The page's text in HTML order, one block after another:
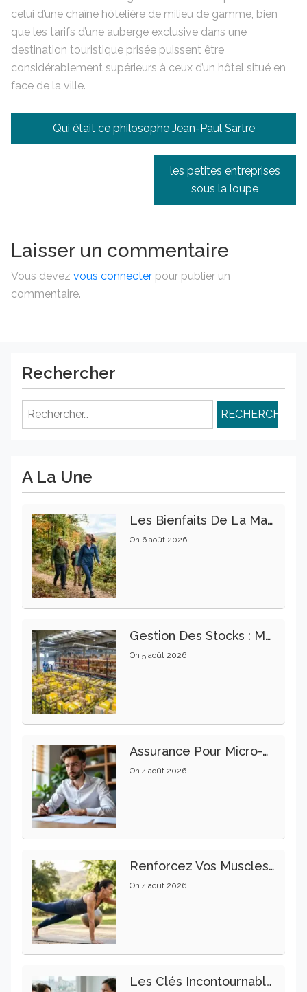
celui d’une chaîne hôtelière de milieu de gamme, bien
que les tarifs d’une auberge exclusive dans une
destination touristique prisée puissent être
considérablement supérieurs à ceux d’un hôtel situé en
face de la ville.
Navigation
de
Qui était ce philosophe Jean-Paul Sartre
les petites entreprises
sous la loupe
Laisser un commentaire
Vous devez vous connecter pour publier un
commentaire.
Rechercher
Rechercher :
A La Une
Les Bienfaits De La Marche Sur La Santé Physique Et Mentale
On 6 août 2026
Gestion Des Stocks : Meilleures Pratiques Intralogistiques
On 5 août 2026
Assurance Pour Micro-Entrepreneur : Les Garanties Essentielles À Connaître
On 4 août 2026
Renforcez Vos Muscles Profonds Pour Apaiser Votre Mal De Dos
On 4 août 2026
Les Clés Incontournables Pour Réussir Vos Transactions Immobilières